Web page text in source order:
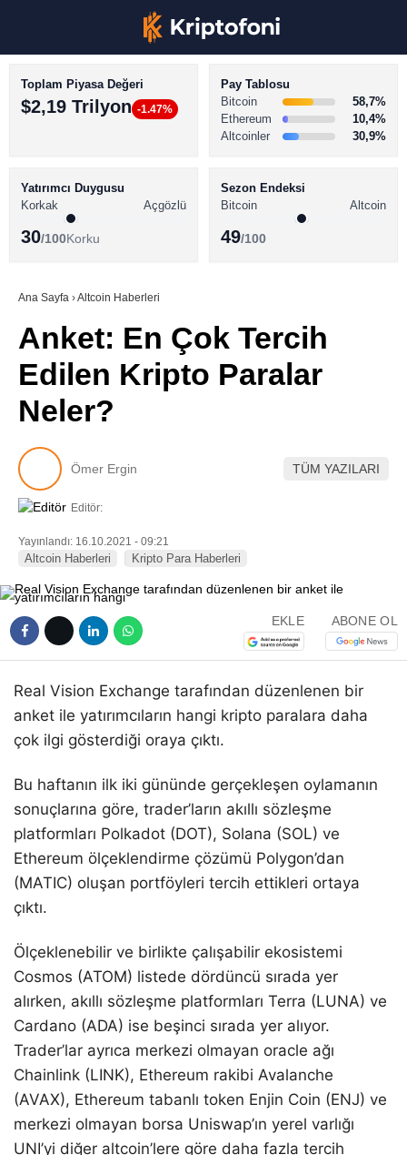
Youtube
TikTok
BİTCOİN HABERLERİ
ALTCOİN HABERLERİ
SÖZLÜK
Toplam Piyasa Değeri
$2,19 Trilyon -1.47%
Pay Tablosu
Bitcoin
58,7%
Ethereum
10,4%
Altcoinler
30,9%
Yatırımcı Duygusu
Korkak
Açgözlü
30/100Korku
Sezon Endeksi
Bitcoin
Altcoin
49/100
Ana Sayfa ›Altcoin Haberleri
Anket: En Çok Tercih
Edilen Kripto Paralar
Neler?
Ömer Ergin TÜM YAZILARI
Editör:
Yayınlandı: 16.10.2021 - 09:21
Altcoin Haberleri Kripto Para Haberleri
EKLE ABONE OL
Real Vision Exchange tarafından düzenlenen bir
anket ile yatırımcıların hangi kripto paralara daha
çok ilgi gösterdiği oraya çıktı.
Bu haftanın ilk iki gününde gerçekleşen oylamanın
sonuçlarına göre, trader’ların akıllı sözleşme
platformları Polkadot (DOT), Solana (SOL) ve
Ethereum ölçeklendirme çözümü Polygon’dan
(MATIC) oluşan portföyleri tercih ettikleri ortaya
çıktı.
Ölçeklenebilir ve birlikte çalışabilir ekosistemi
Cosmos (ATOM) listede dördüncü sırada yer
alırken, akıllı sözleşme platformları Terra (LUNA) ve
Cardano (ADA) ise beşinci sırada yer alıyor.
Trader’lar ayrıca merkezi olmayan oracle ağı
Chainlink (LINK), Ethereum rakibi Avalanche
(AVAX), Ethereum tabanlı token Enjin Coin (ENJ) ve
merkezi olmayan borsa Uniswap’ın yerel varlığı
UNI’yi diğer altcoin’lere göre daha fazla tercih